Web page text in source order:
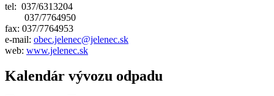
tel: 037/6313204
037/7764950
fax: 037/7764953
e-mail: obec.jelenec@jelenec.sk
web: www.jelenec.sk
Kalendár vývozu odpadu